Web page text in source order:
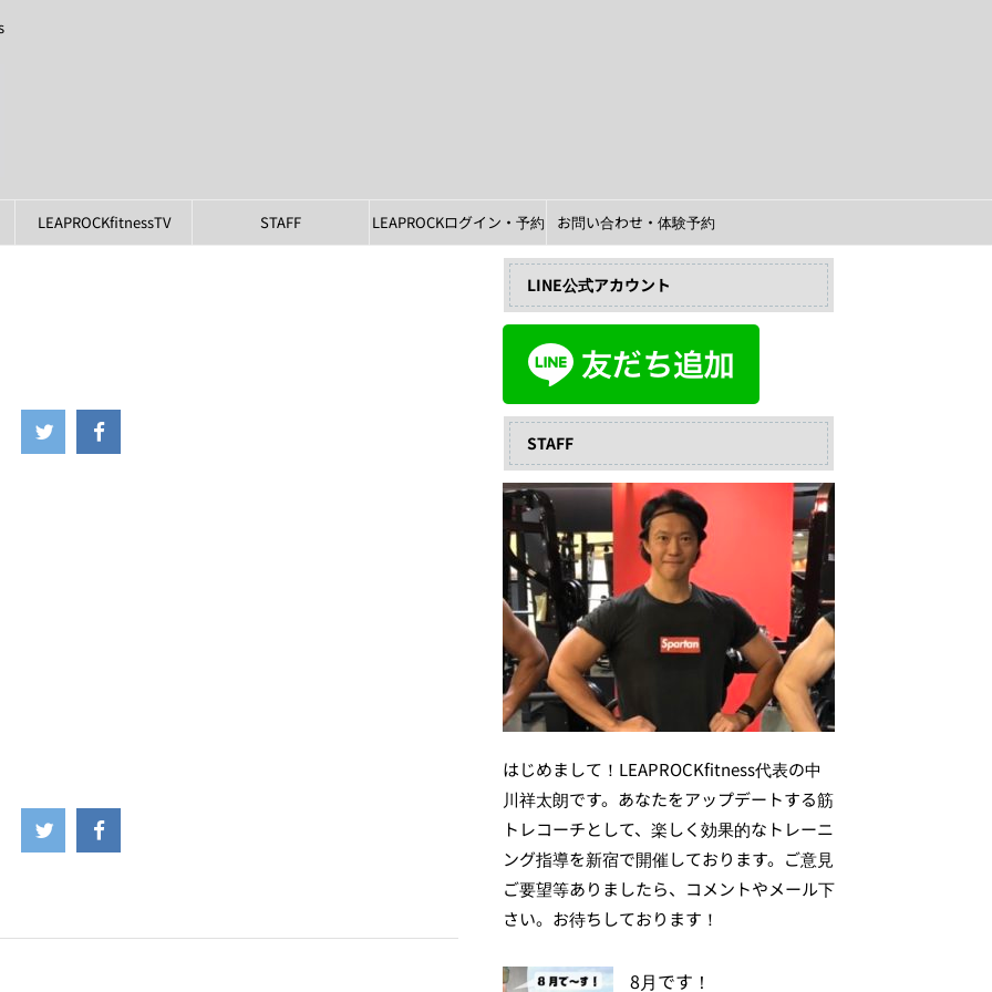
LEAPROCKfitnessTV STAFF LEAPROCKログイン・予約 お問い合わせ・体験予約
LINE公式アカウント
STAFF
はじめまして！LEAPROCKfitness代表の中
川祥太朗です。あなたをアップデートする筋
トレコーチとして、楽しく効果的なトレーニ
ング指導を新宿で開催しております。ご意見
ご要望等ありましたら、コメントやメール下
さい。お待ちしております！
8月です！